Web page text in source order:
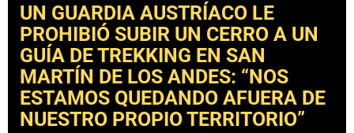
UN GUARDIA AUSTRÍACO LE
PROHIBIÓ SUBIR UN CERRO A UN
GUÍA DE TREKKING EN SAN
MARTÍN DE LOS ANDES: “NOS
ESTAMOS QUEDANDO AFUERA DE
NUESTRO PROPIO TERRITORIO”